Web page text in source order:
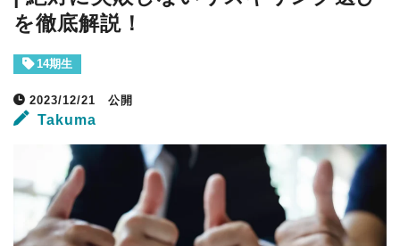
を徹底解説！
14期生
2023/12/21 公開
Takuma